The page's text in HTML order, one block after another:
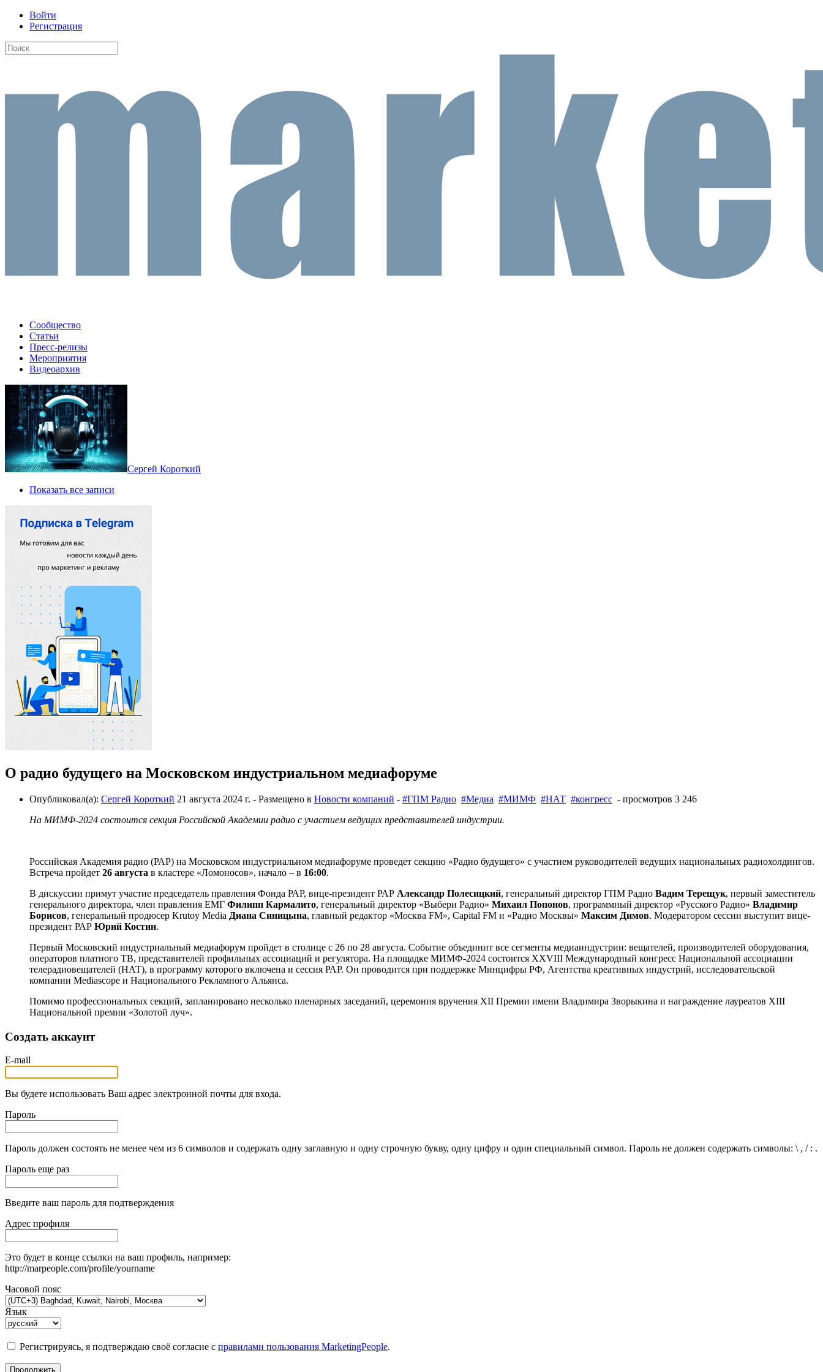
Войти
Регистрация
Сообщество
Статьи
Пресс-релизы
Мероприятия
Видеоархив
Сергей Короткий
Показать все записи
О радио будущего на Московском индустриальном медиафоруме
Опубликовал(а): Сергей Короткий 21 августа 2024 г. - Размещено в Новости компаний - #ГПМ Радио #Медиа #МИМФ #НАТ #конгресс - просмотров 3 246
На МИМФ-2024 состоится секция Российской Академии радио с участием ведущих представителей индустрии.
Российская Академия радио (РАР) на Московском индустриальном медиафоруме проведет секцию «Радио будущего» с участием руководителей ведущих национальных радиохолдингов.
Встреча пройдет 26 августа в кластере «Ломоносов», начало – в 16:00.
В дискуссии примут участие председатель правления Фонда РАР, вице-президент РАР Александр Полесицкий, генеральный директор ГПМ Радио Вадим Терещук, первый заместитель
генерального директора, член правления ЕМГ Филипп Кармалито, генеральный директор «Выбери Радио» Михаил Попонов, программный директор «Русского Радио» Владимир
Борисов, генеральный продюсер Krutoy Media Диана Синицына, главный редактор «Москва FM», Capital FM и «Радио Москвы» Максим Димов. Модератором сессии выступит вице-
президент РАР Юрий Костин.
Первый Московский индустриальный медиафорум пройдет в столице с 26 по 28 августа. Событие объединит все сегменты медиаиндустрии: вещателей, производителей оборудования,
операторов платного ТВ, представителей профильных ассоциаций и регулятора. На площадке МИМФ-2024 состоится XXVIII Международный конгресс Национальной ассоциации
телерадиовещателей (НАТ), в программу которого включена и сессия РАР. Он проводится при поддержке Минцифры РФ, Агентства креативных индустрий, исследовательской
компании Mediascope и Национального Рекламного Альянса.
Помимо профессиональных секций, запланировано несколько пленарных заседаний, церемония вручения XII Премии имени Владимира Зворыкина и награждение лауреатов XIII
Национальной премии «Золотой луч».
Создать аккаунт
E-mail
Вы будете использовать Ваш адрес электронной почты для входа.
Пароль
Пароль должен состоять не менее чем из 6 символов и содержать одну заглавную и одну строчную букву, одну цифру и один специальный символ. Пароль не должен содержать символы: \ , / : .
Пароль еще раз
Введите ваш пароль для подтверждения
Адрес профиля
Это будет в конце ссылки на ваш профиль, например:
http://marpeople.com/profile/yourname
Часовой пояс
Язык
Регистрируясь, я подтверждаю своё согласие с правилами пользования MarketingPeople.
Продолжить